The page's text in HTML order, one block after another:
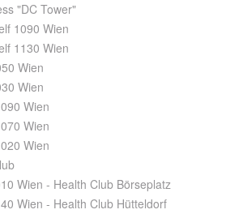
"DC Tower"
1090 Wien
1130 Wien
Wien
Wien
Wien
Wien
Wien
Wien - Health Club Börseplatz
Wien - Health Club Hütteldorf